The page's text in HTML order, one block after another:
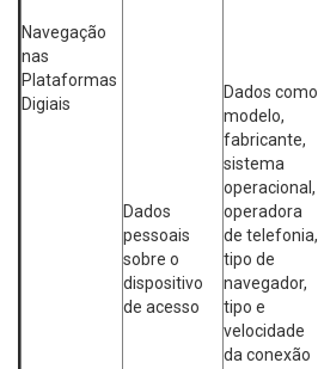
Navegação
nas
Plataformas
Digiais
Dados
pessoais
sobre o
dispositivo
de acesso
Dados como
modelo,
fabricante,
sistema
operacional,
operadora
de telefonia,
tipo de
navegador,
tipo e
velocidade
da conexão